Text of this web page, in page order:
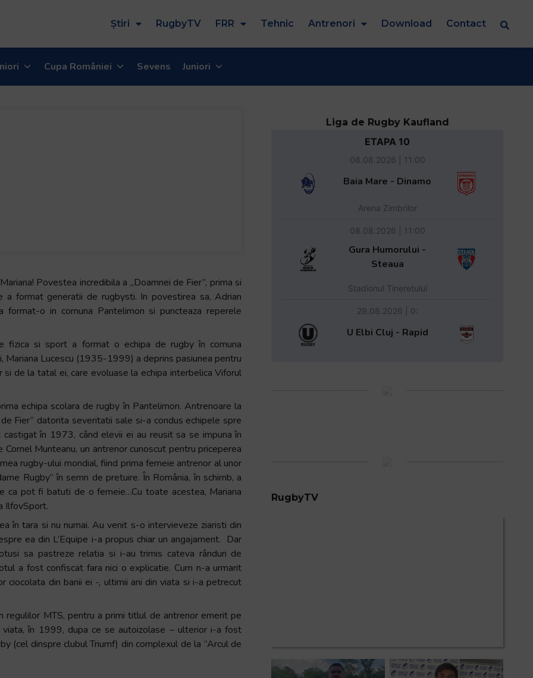
Știri RugbyTV FRR Tehnic Antrenori Download Contact
Cupa României Sevens Juniori
Povestea incredibila a „Doamnei de Fier”, prima si
a format generatii de rugbysti. In povestirea sa, Adrian
o in comuna Pantelimon si puncteaza reperele
fizica si sport a format o echipa de rugby în comuna
Lucescu (1935-1999) a deprins pasiunea pentru
de la tatal ei, care evoluase la echipa interbelica Viforul
echipa scolara de rugby în Pantelimon. Antrenoare la
Fier“ datorita severitatii sale si-a condus echipele spre
în 1973, când elevii ei au reusit sa se impuna în
Munteanu, un antrenor cunoscut pentru priceperea
rugby-ului mondial, fiind prima femeie antrenor al unor
Rugby” în semn de pretuire. În România, în schimb, a
ca pot fi batuti de o femeie…Cu toate acestea, Mariana
IlfovSport.
în tara si nu numai. Au venit s-o intervieveze ziaristi din
ea din L’Equipe i-a propus chiar un angajament. Dar
sa pastreze relatia si i-au trimis cateva rânduri de
a fost confiscat fara nici o explicatie. Cum n-a urmarit
ciocolata din banii ei -, ultimii ani din viata si i-a petrecut
regulilor MTS, pentru a primi titlul de antrenor emerit pe
în 1999, dupa ce se autoizolase – ulterior i-a fost
(cel dinspre clubul Triumf) din complexul de la ”Arcul de
Liga de Rugby Kaufland
ETAPA 10
08.08.2026 | 11:00
Baia Mare - Dinamo
Arena Zimbrilor
08.08.2026 | 11:00
Gura Humorului -
Steaua
Stadionul Tineretului
29.08.2026 | 0:
U Elbi Cluj - Rapid
RugbyTV